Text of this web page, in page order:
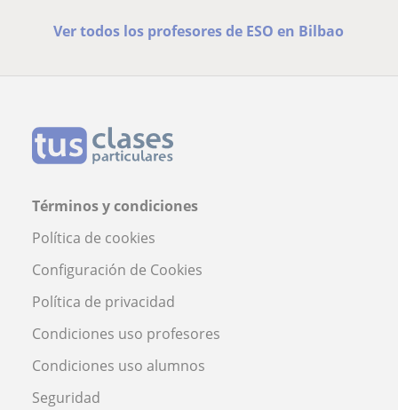
Ver todos los profesores de ESO en Bilbao
Términos y condiciones
Política de cookies
Configuración de Cookies
Política de privacidad
Condiciones uso profesores
Condiciones uso alumnos
Seguridad